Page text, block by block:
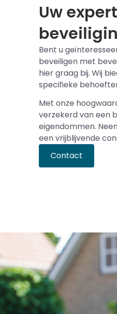
Uw
Bent u
beveiligen met
hier graag bij. Wij
specifieke
Met onze
verzekerd van een
eigendommen.
een vrijblijvende
Contact